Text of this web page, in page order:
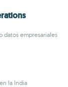
datos empresariales
la India